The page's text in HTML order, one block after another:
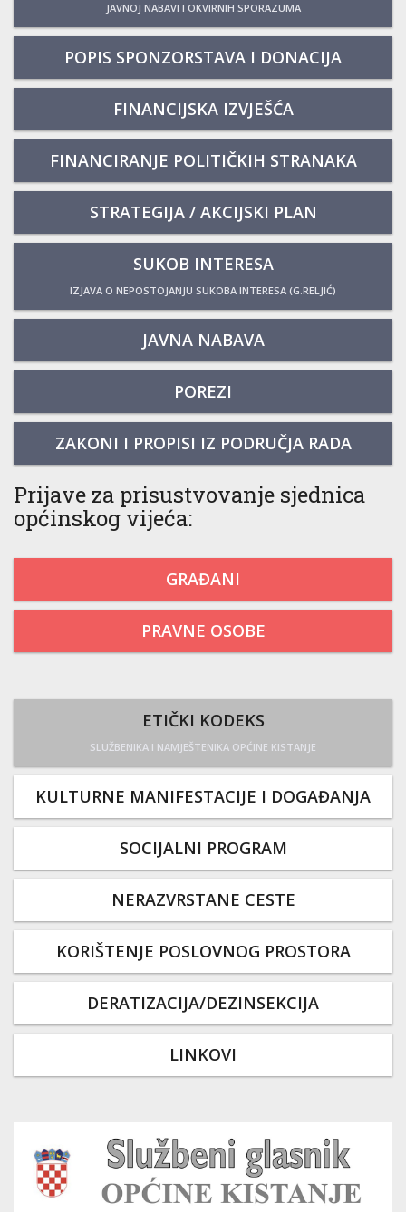
JAVNOJ NABAVI I OKVIRNIH SPORAZUMA
POPIS SPONZORSTAVA I DONACIJA
FINANCIJSKA IZVJEŠĆA
FINANCIRANJE POLITIČKIH STRANAKA
STRATEGIJA / AKCIJSKI PLAN
SUKOB INTERESA
IZJAVA O NEPOSTOJANJU SUKOBA INTERESA (G.RELJIĆ)
JAVNA NABAVA
POREZI
ZAKONI I PROPISI IZ PODRUČJA RADA
Prijave za prisustvovanje sjednica
općinskog vijeća:
GRAĐANI
PRAVNE OSOBE
ETIČKI KODEKS
SLUŽBENIKA I NAMJEŠTENIKA OPĆINE KISTANJE
KULTURNE MANIFESTACIJE I DOGAĐANJA
SOCIJALNI PROGRAM
NERAZVRSTANE CESTE
KORIŠTENJE POSLOVNOG PROSTORA
DERATIZACIJA/DEZINSEKCIJA
LINKOVI